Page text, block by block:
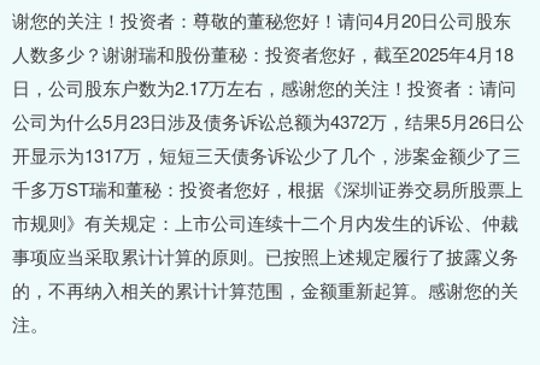
谢您的关注！投资者：尊敬的董秘您好！请问4月20日公司股东
人数多少？谢谢瑞和股份董秘：投资者您好，截至2025年4月18
日，公司股东户数为2.17万左右，感谢您的关注！投资者：请问
公司为什么5月23日涉及债务诉讼总额为4372万，结果5月26日公
开显示为1317万，短短三天债务诉讼少了几个，涉案金额少了三
千多万ST瑞和董秘：投资者您好，根据《深圳证券交易所股票上
市规则》有关规定：上市公司连续十二个月内发生的诉讼、仲裁
事项应当采取累计计算的原则。已按照上述规定履行了披露义务
的，不再纳入相关的累计计算范围，金额重新起算。感谢您的关
注。